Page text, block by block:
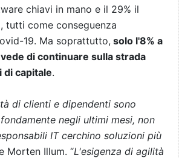
chiavi in mano e il 29% il
tutti come conseguenza
19. Ma soprattutto, solo l'8% a
di continuare sulla strada
di capitale.
di clienti e dipendenti sono
negli ultimi mesi, non
IT cerchino soluzioni più
Morten Illum. “L'esigenza di agilità